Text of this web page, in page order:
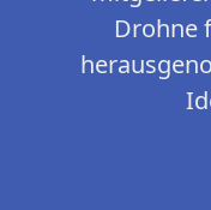
Drohne